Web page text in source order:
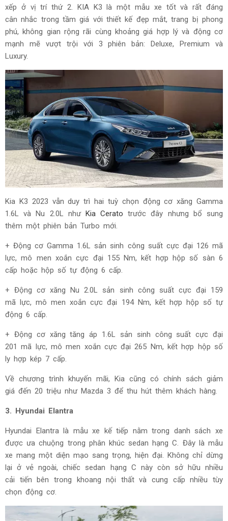
xếp ở vị trí thứ 2. KIA K3 là một mẫu xe tốt và rất đáng
cân nhắc trong tầm giá với thiết kế đẹp mắt, trang bị phong
phú, không gian rộng rãi cùng khoảng giá hợp lý và động cơ
mạnh mẽ vượt trội với 3 phiên bản: Deluxe, Premium và
Luxury.
Kia K3 2023 vẫn duy trì hai tuỳ chọn động cơ xăng Gamma
1.6L và Nu 2.0L như Kia Cerato trước đây nhưng bổ sung
thêm một phiên bản Turbo mới.
+ Động cơ Gamma 1.6L sản sinh công suất cực đại 126 mã
lực, mô men xoắn cực đại 155 Nm, kết hợp hộp số sàn 6
cấp hoặc hộp số tự động 6 cấp.
+ Động cơ xăng Nu 2.0L sản sinh công suất cực đại 159
mã lực, mô men xoắn cực đại 194 Nm, kết hợp hộp số tự
động 6 cấp.
+ Động cơ xăng tăng áp 1.6L sản sinh công suất cực đại
201 mã lực, mô men xoắn cực đại 265 Nm, kết hợp hộp số
ly hợp kép 7 cấp.
Về chương trình khuyến mãi, Kia cũng có chính sách giảm
giá đến 20 triệu như Mazda 3 để thu hút thêm khách hàng.
3. Hyundai Elantra
Hyundai Elantra là mẫu xe kế tiếp nằm trong danh sách xe
được ưa chuộng trong phân khúc sedan hạng C. Đây là mẫu
xe mang một diện mạo sang trọng, hiện đại. Không chỉ dừng
lại ở vẻ ngoài, chiếc sedan hạng C này còn sở hữu nhiều
cải tiến bên trong khoang nội thất và cung cấp nhiều tùy
chọn động cơ.